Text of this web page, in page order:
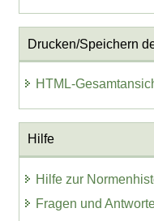
Drucken/Speichern
HTML-
Hilfe
Hilfe zur
Fragen und